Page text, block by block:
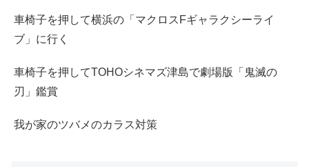
車椅子を押して横浜の「マクロスFギャラクシーライ
ブ」に行く
車椅子を押してTOHOシネマズ津島で劇場版「鬼滅の
刃」鑑賞
我が家のツバメのカラス対策